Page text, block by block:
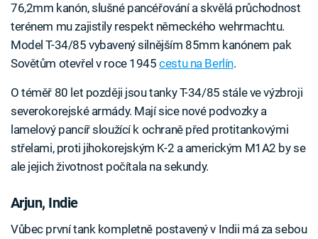
76,2mm kanón, slušné pancéřování a skvělá průchodnost
terénem mu zajistily respekt německého wehrmachtu.
Model T-34/85 vybavený silnějším 85mm kanónem pak
Sovětům otevřel v roce 1945cestu na Berlín.
O téměř 80 let později jsou tanky T-34/85 stále ve výzbroji
severokorejské armády. Mají sice nové podvozky a
lamelový pancíř sloužící k ochraně před protitankovými
střelami, proti jihokorejským K-2 a americkým M1A2 by se
ale jejich životnost počítala na sekundy.
Arjun, Indie
Vůbec první tank kompletně postavený v Indii má za sebou